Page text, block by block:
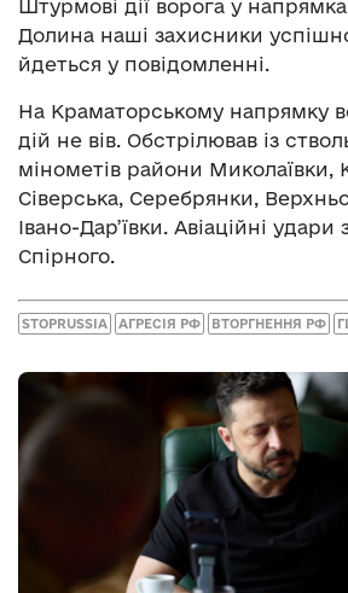
Штурмові дії ворога у
Долина наші захисники
йдеться у повідомленні.
На Краматорському напрямку
дій не вів. Обстрілював із
мінометів райони Миколаївки,
Сіверська, Серебрянки,
Івано-Дар’ївки. Авіаційні удари
Спірного.
STOPRUSSIA АГРЕСІЯ РФ ВТОРГНЕННЯ РФ